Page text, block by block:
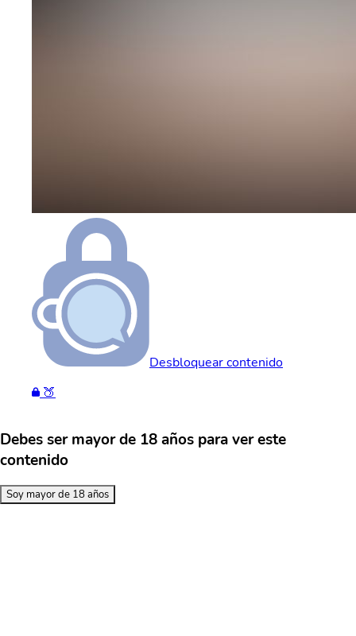
Desbloquear contenido
🍑
Debes ser mayor de 18 años para ver este
contenido
Soy mayor de 18 años